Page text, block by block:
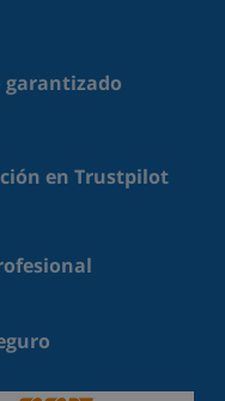
garantizado
en Trustpilot